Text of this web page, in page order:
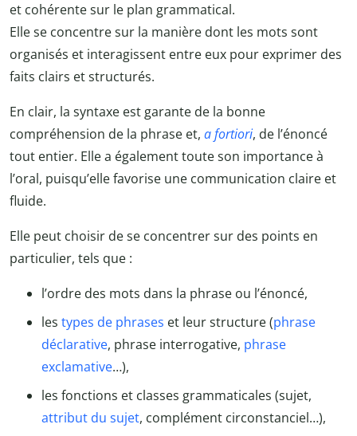
et cohérente sur le plan grammatical.
Elle se concentre sur la manière dont les mots sont
organisés et interagissent entre eux pour exprimer des
faits clairs et structurés.
En clair, la syntaxe est garante de la bonne
compréhension de la phrase et, a fortiori, de l’énoncé
tout entier. Elle a également toute son importance à
l’oral, puisqu’elle favorise une communication claire et
fluide.
Elle peut choisir de se concentrer sur des points en
particulier, tels que :
l’ordre des mots dans la phrase ou l’énoncé,
les types de phrases et leur structure (phrase
déclarative, phrase interrogative, phrase
exclamative…),
les fonctions et classes grammaticales (sujet,
attribut du sujet, complément circonstanciel…),